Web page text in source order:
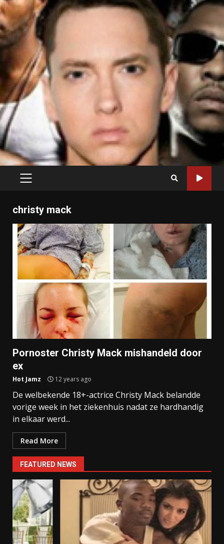
PRIMARY
christy mack
Pornoster Christy Mack mishandeld door
ex
Hot Jamz 12 years ago
De welbekende 18+-actrice Christy Mack belandde
vorige week in het ziekenhuis nadat ze hardhandig
in elkaar werd...
Read More
FEATURED NEWS